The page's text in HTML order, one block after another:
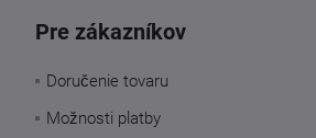
Pre zákazníkov
Doručenie tovaru
Možnosti platby